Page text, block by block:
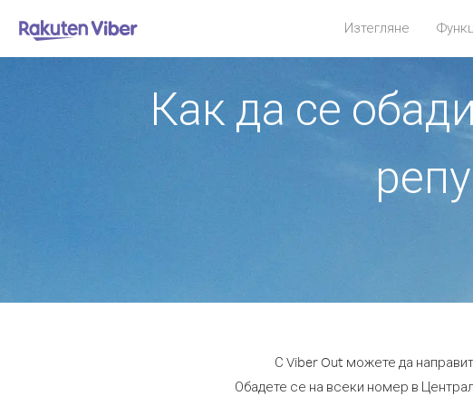
Изтегляне
Как да се
С Viber Out можете да
Обадете се на всеки номер в